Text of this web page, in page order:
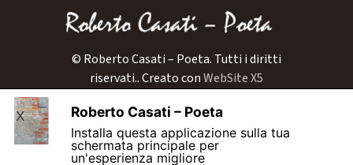
© Roberto Casati – Poeta. Tutti i diritti
riservati..Creato conWebSite X5
Biografia
Libri
Blog
Roberto Casati – Poeta
Installa questa applicazione sulla tua
schermata principale per
un'esperienza migliore
X